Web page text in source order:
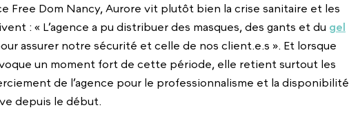
Free Dom Nancy, Aurore vit plutôt bien la crise sanitaire et les
: « L’agence a pu distribuer des masques, des gants et du gel
assurer notre sécurité et celle de nos client.e.s ». Et lorsque
un moment fort de cette période, elle retient surtout les
de l’agence pour le professionnalisme et la disponibilité
depuis le début.